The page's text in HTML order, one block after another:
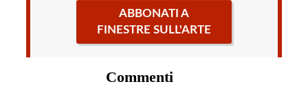
ABBONATI A
FINESTRE SULL'ARTE
Commenti